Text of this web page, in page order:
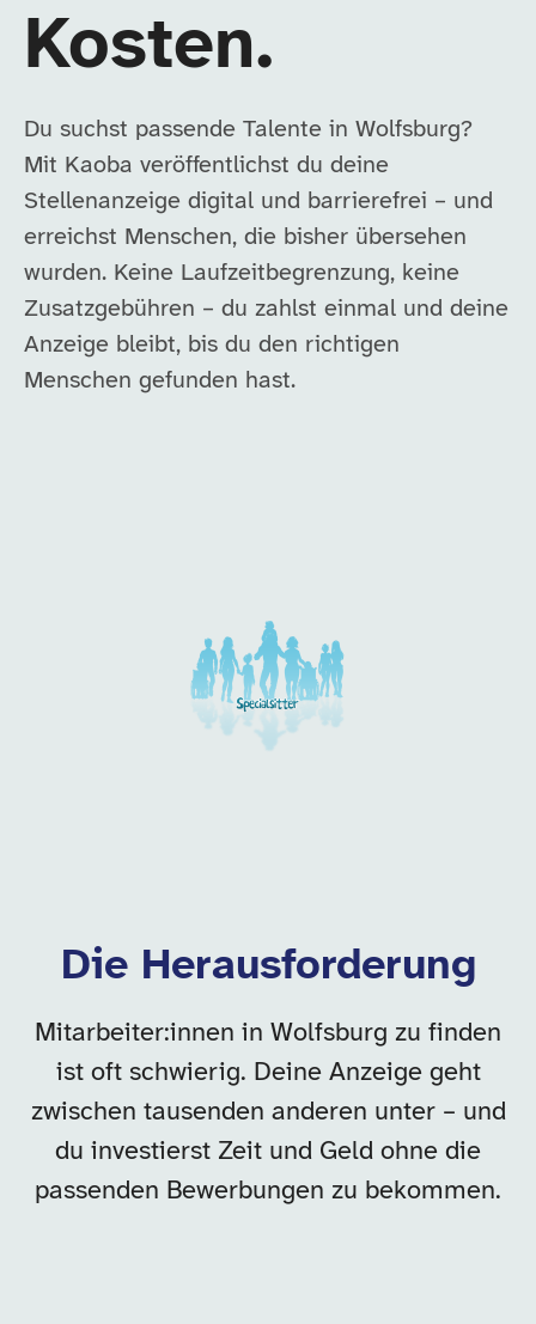
Kosten.
Du suchst passende Talente in Wolfsburg?
Mit Kaoba veröffentlichst du deine
Stellenanzeige digital und barrierefrei – und
erreichst Menschen, die bisher übersehen
wurden. Keine Laufzeitbegrenzung, keine
Zusatzgebühren – du zahlst einmal und deine
Anzeige bleibt, bis du den richtigen
Menschen gefunden hast.
Unsere Arbeitgeber in
Die Herausforderung
Mitarbeiter:innen in Wolfsburg zu finden
ist oft schwierig. Deine Anzeige geht
zwischen tausenden anderen unter – und
du investierst Zeit und Geld ohne die
passenden Bewerbungen zu bekommen.